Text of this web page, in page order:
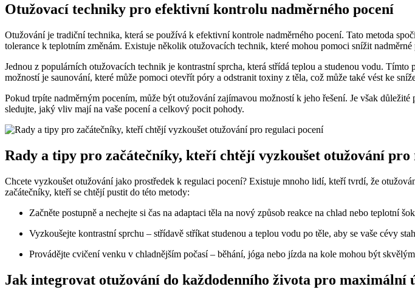
Otužovací techniky pro efektivní kontrolu nadměrného pocení
Otužování je tradiční technika, která se používá k efektivní kontrole nadměrného pocení. Tato metoda
tolerance k teplotním změnám. Existuje několik otužovacích technik, které mohou pomoci snížit
Jednou z populárních otužovacích technik je kontrastní sprcha, která střídá teplou a studenou vodu.
možností je saunování, které může pomoci otevřít póry a odstranit toxiny z těla, což může také vést ke
Pokud trpíte nadměrným pocením, může být otužování zajímavou možností k jeho řešení. Je však
sledujte, jaký vliv mají na vaše pocení a celkový pocit pohody.
Rady a tipy pro začátečníky, kteří chtějí vyzkoušet otužování pro
Chcete vyzkoušet otužování jako prostředek k regulaci pocení? Existuje mnoho lidí, kteří tvrdí, že
začátečníky, kteří se chtějí pustit do této metody:
Začněte postupně a nechejte si čas na adaptaci těla na nový způsob reakce na chlad nebo teplotní
Vyzkoušejte kontrastní sprchu – střídavě stříkat studenou a teplou vodu po těle, aby se vaše cévy
Provádějte cvičení venku v chladnějším počasí – běhání, jóga nebo jízda na kole mohou být
Jak integrovat otužování do každodenního života pro maximální